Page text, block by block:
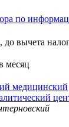
по
до вычета
месяц
медицинский